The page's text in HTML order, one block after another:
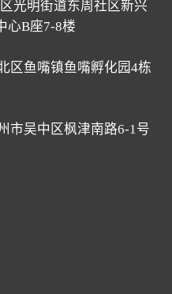
光明街道东周社区新兴
心B座7-8楼
区鱼嘴镇鱼嘴孵化园4栋
市吴中区枫津南路6-1号